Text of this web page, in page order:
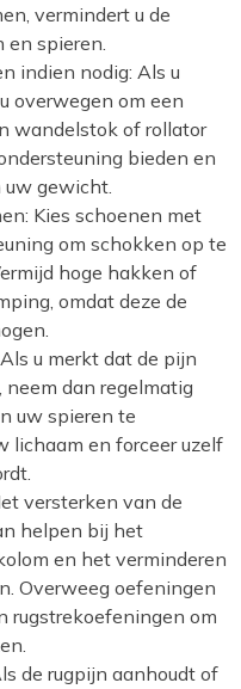
vermindert u de
en spieren.
indien nodig: Als u
overwegen om een
wandelstok of rollator
bieden en
gewicht.
Kies schoenen met
om schokken op te
hoge hakken of
omdat deze de
u merkt dat de pijn
dan regelmatig
uw spieren te
lichaam en forceer uzelf
versterken van de
helpen bij het
en het verminderen
Overweeg oefeningen
rugstrekoefeningen om
de rugpijn aanhoudt of